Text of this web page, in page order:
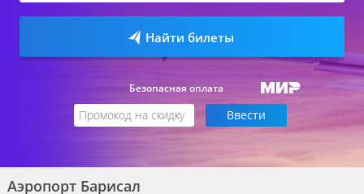
Найти билеты
Безопасная оплата
Аэропорт Барисал